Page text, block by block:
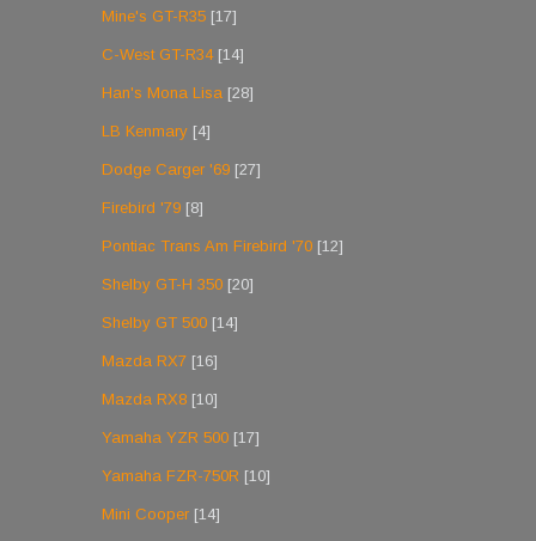
Mine's GT-R35 [17]
C-West GT-R34 [14]
Han's Mona Lisa [28]
LB Kenmary [4]
Dodge Carger '69 [27]
Firebird '79 [8]
Pontiac Trans Am Firebird '70 [12]
Shelby GT-H 350 [20]
Shelby GT 500 [14]
Mazda RX7 [16]
Mazda RX8 [10]
Yamaha YZR 500 [17]
Yamaha FZR-750R [10]
Mini Cooper [14]